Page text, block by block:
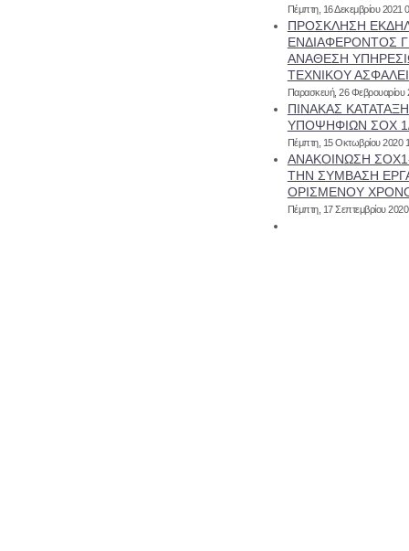
Πέμπτη, 16 Δεκεμβρίου 2021
ΠΡΟΣΚΛΗΣΗ
ΕΝΔΙΑΦΕΡΟΝΤΟΣ
ΑΝΑΘΕΣΗ
ΤΕΧΝΙΚΟΥ
Παρασκευή, 26 Φεβρουαρίου
ΠΙΝΑΚΑΣ
ΥΠΟΨΗΦΙΩΝ ΣΟΧ
Πέμπτη, 15 Οκτωβρίου 2020
ΑΝΑΚΟΙΝΩΣΗ
ΤΗΝ ΣΥΜΒΑΣΗ
ΟΡΙΣΜΕΝΟΥ
Πέμπτη, 17 Σεπτεμβρίου